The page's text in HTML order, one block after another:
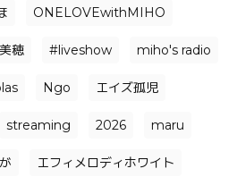
ONELOVEwithMIHO
穂 #liveshow miho's radio
Ngo エイズ孤児
streaming 2026 maru
エフィメロディホワイト